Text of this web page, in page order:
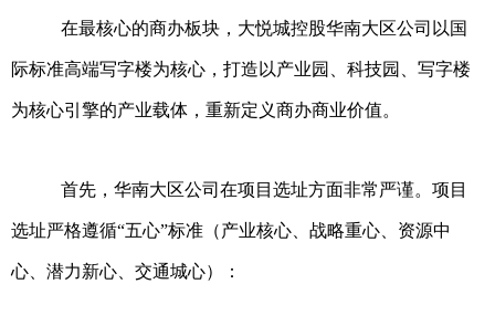
在最核心的商办板块，大悦城控股华南大区公司以国
际标准高端写字楼为核心，打造以产业园、科技园、写字楼
为核心引擎的产业载体，重新定义商办商业价值。
首先，华南大区公司在项目选址方面非常严谨。项目
选址严格遵循“五心”标准（产业核心、战略重心、资源中
心、潜力新心、交通城心）：